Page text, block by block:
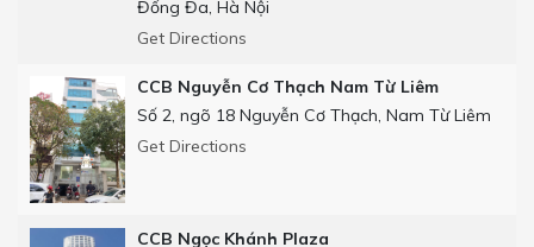
Đống Đa, Hà Nội
Get Directions
CCB Nguyễn Cơ Thạch Nam Từ Liêm
Số 2, ngõ 18 Nguyễn Cơ Thạch, Nam Từ Liêm
Get Directions
CCB Ngọc Khánh Plaza